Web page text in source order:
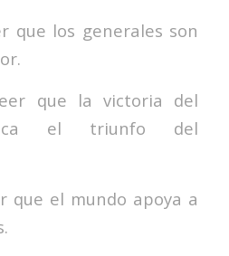
que los generales son
que la victoria del
el triunfo del
que el mundo apoya a